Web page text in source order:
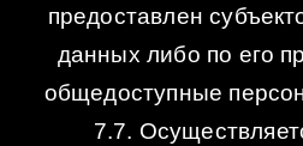
предоставлен
данных либо по его
общедоступные
7.7.